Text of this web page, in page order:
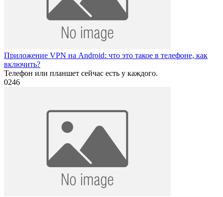
Приложение VPN на Android: что это такое в телефоне, как
включить?
Телефон или планшет сейчас есть у каждого.
0246